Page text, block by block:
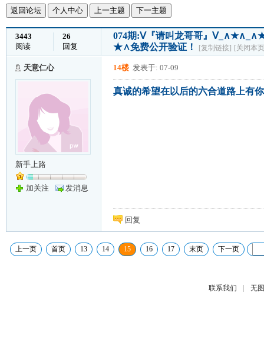
返回论坛 个人中心 上一主题 下一主题
3443
阅读
26
回复
074期:Ⅴ『请叫龙哥哥』
★∧免费公开验证！
[复制链接] [关闭本
天意仁心
新手上路
加关注 发消息
14楼 发表于: 07-09
真诚的希望在以后的六合道路上有
回复
上一页 首页 13 14 15 16 17 末页 下一页
联系我们 | 无